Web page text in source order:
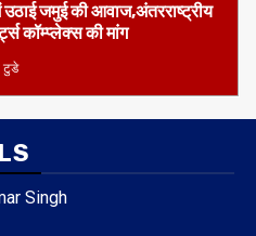
जमुई की आवाज,अंतरराष्ट्रीय
कॉम्प्लेक्स की मांग
टुडे
Singh